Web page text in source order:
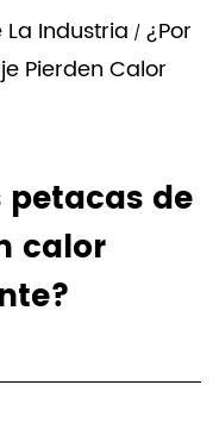
Industria / ¿Por
Pierden Calor
de
calor